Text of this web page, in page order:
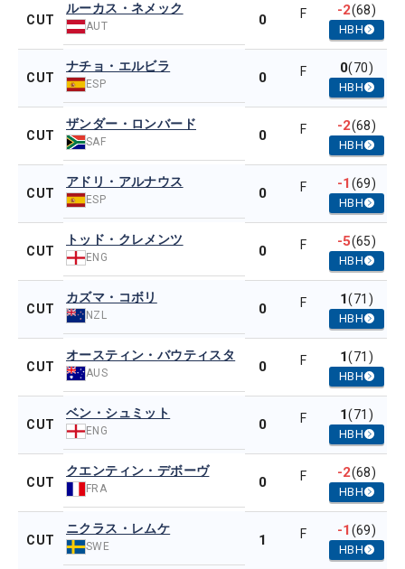
CUT
ルーカス・ネメック
AUT 0 F -2(68)
HBH
CUT
ナチョ・エルビラ
ESP 0 F 0(70)
HBH
CUT
ザンダー・ロンバード
SAF 0 F -2(68)
HBH
CUT
アドリ・アルナウス
ESP 0 F -1(69)
HBH
CUT
トッド・クレメンツ
ENG 0 F -5(65)
HBH
CUT
カズマ・コボリ
NZL 0 F 1(71)
HBH
CUT
オースティン・バウティスタ
AUS 0 F 1(71)
HBH
CUT
ベン・シュミット
ENG 0 F 1(71)
HBH
CUT
クエンティン・デボーヴ
FRA 0 F -2(68)
HBH
CUT
ニクラス・レムケ
SWE 1 F -1(69)
HBH